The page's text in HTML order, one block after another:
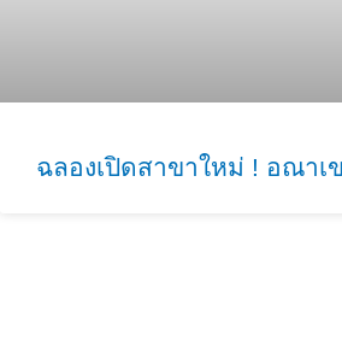
ฉลองเปิดสาขาใหม่ ! อณาเ